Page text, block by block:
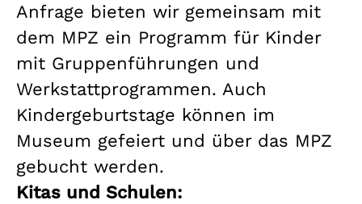
Anfrage bieten wir gemeinsam mit
dem MPZ ein Programm für Kinder
mit Gruppenführungen und
Werkstattprogrammen. Auch
Kindergeburtstage können im
Museum gefeiert und über das MPZ
gebucht werden.
Kitas und Schulen: